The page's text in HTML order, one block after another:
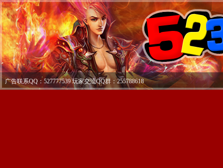
广告联系QQ：527777539 玩家交流QQ群：255788618